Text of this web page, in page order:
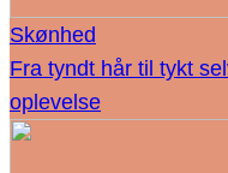
Skønhed
Fra tyndt hår til tykt
oplevelse